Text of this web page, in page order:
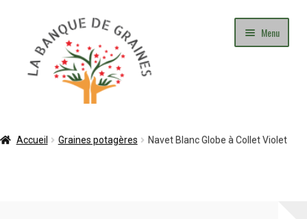
navigation
contenu
Menu
Accueil Graines potagères Navet Blanc Globe à Collet Violet